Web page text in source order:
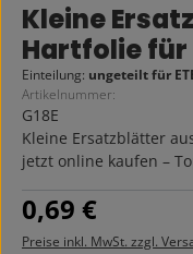
Kleine
Hartfolie für
Einteilung: ungeteilt für
Artikelnummer:
G18E
Kleine Ersatzblätter
jetzt online kaufen –
Regulärer Preis:
0,69 €
Preise inkl. MwSt. zzgl.